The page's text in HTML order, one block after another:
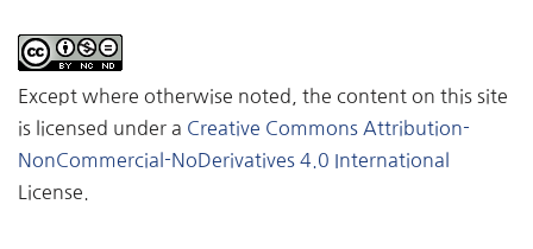
Except where otherwise noted, the content on this site
is licensed under a Creative Commons Attribution-
NonCommercial-NoDerivatives 4.0 International
License.